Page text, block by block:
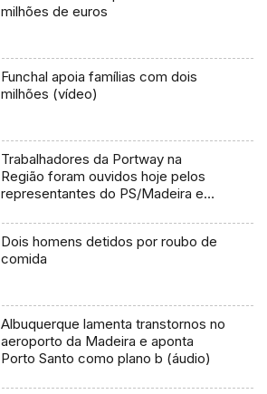
milhões de euros
Funchal apoia famílias com dois
milhões (vídeo)
Trabalhadores da Portway na
Região foram ouvidos hoje pelos
representantes do PS/Madeira em
Dois homens detidos por roubo de
comida
Albuquerque lamenta transtornos no
aeroporto da Madeira e aponta
Porto Santo como plano b (áudio)